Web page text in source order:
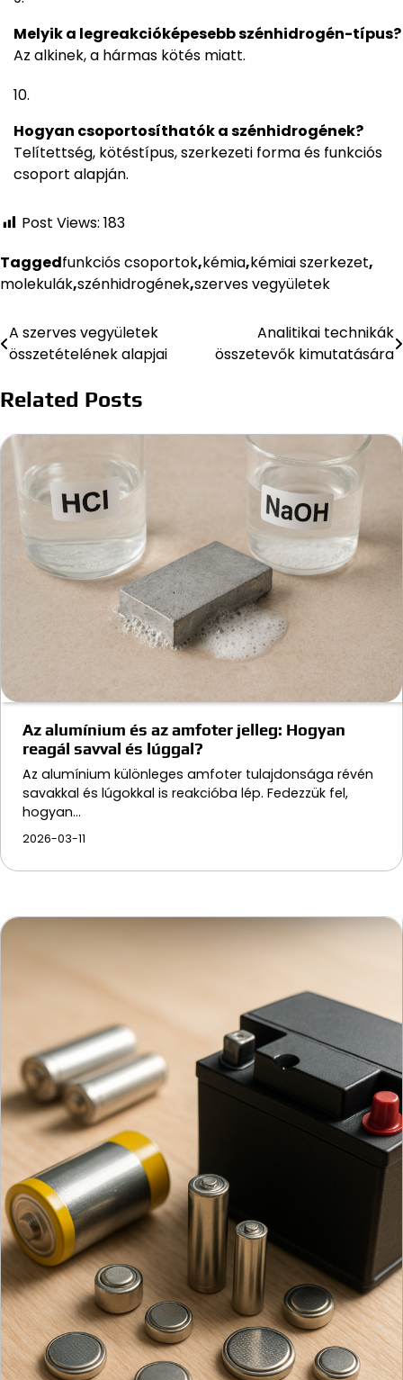
Melyik a legreakcióképesebb szénhidrogén-típus?
Az alkinek, a hármas kötés miatt.
Hogyan csoportosíthatók a szénhidrogének?
Telítettség, kötéstípus, szerkezeti forma és funkciós
csoport alapján.
Post Views: 183
Taggedfunkciós csoportok,kémia,kémiai szerkezet,
molekulák,szénhidrogének,szerves vegyületek
Bejegyzés
A szerves vegyületek
összetételének alapjai
Analitikai technikák
összetevők kimutatására
Related Posts
Az alumínium és az amfoter jelleg: Hogyan
reagál savval és lúggal?
Az alumínium különleges amfoter tulajdonsága révén
savakkal és lúgokkal is reakcióba lép. Fedezzük fel,
hogyan…
2026-03-11